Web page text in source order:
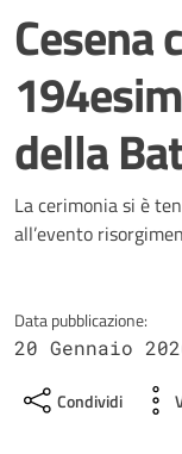
Cesena
della
Dettagli
La cerimonia si è
all’evento
Data pubblicazione:
20 Gennaio
Condividi